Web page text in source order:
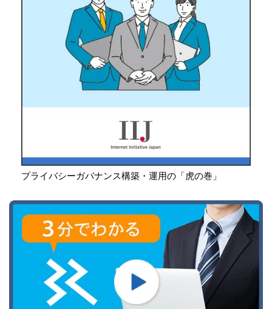
プライバシーガバナンス構築・運用の「虎の巻」